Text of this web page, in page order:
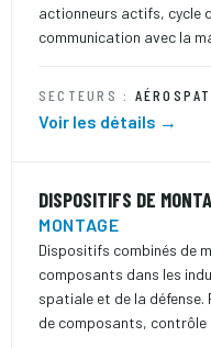
actionneurs actifs, cycle
communication avec la
SECTEURS :
Voir les détails →
DISPOSITIFS DE
MONTAGE
Dispositifs combinés de
composants dans les
spatiale et de la
de composants, contrôle